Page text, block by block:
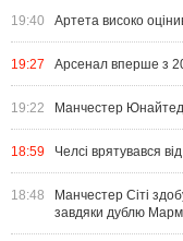
19:40 Артета високо
19:27 Арсенал вперше з
19:22 Манчестер
18:59 Челсі врятувався
18:48
Манчестер Сіті
завдяки дублю